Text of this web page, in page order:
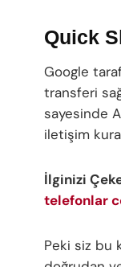
Quick
Google
transferi
sayesinde
iletişim
İlginizi
telefonlar
Peki siz bu